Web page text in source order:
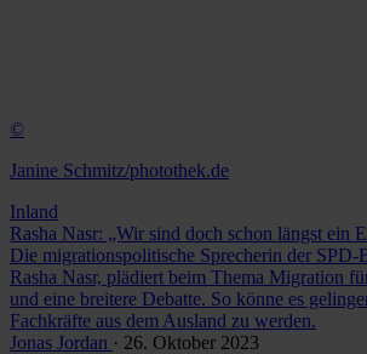
©
Janine Schmitz/photothek.de
Inland
Rasha Nasr: „Wir sind doch schon längst ein
Die migrationspolitische Sprecherin der SPD-
Rasha Nasr, plädiert beim Thema Migration
und eine breitere Debatte. So könne es
Fachkräfte aus dem Ausland zu werden.
Jonas Jordan · 26. Oktober 2023